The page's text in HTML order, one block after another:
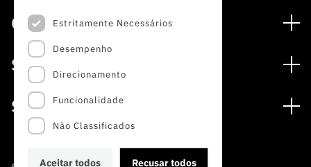
Prémios
Notas de Imprensa
Subscrever Newsletter
Subscrever Direct Mail de Concursos
Agenda
Publicações
Concursos
Concursos Abertos
Concursos Previstos
Concursos Fechados
Calendarização FCT 2026
Serviços
Serviços digitais: Tecnologia para o Conhecimento
Arquivo, Documentação e Informação
Acesso a dados estatísticos para fins científicos –
Sobre
A FCT
Estudos e Planeamento Estratégico
Estritamente Necessários
Desempenho
Direcionamento
Funcionalidade
Não Classificados
Aceitar todos Recusar todos